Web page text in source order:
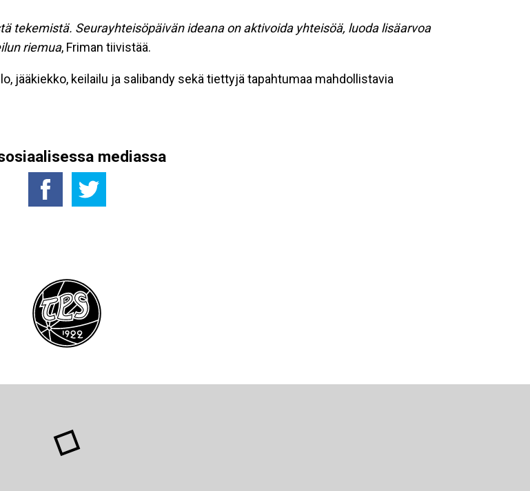
tekemistä. Seurayhteisöpäivän ideana on aktivoida yhteisöä, luoda lisäarvoa
riemua, Friman tiivistää.
jääkiekko, keilailu ja salibandy sekä tiettyjä tapahtumaa mahdollistavia
mediassa